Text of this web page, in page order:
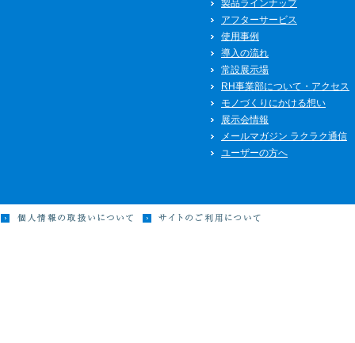
製品ラインナップ
アフターサービス
使用事例
導入の流れ
常設展示場
RH事業部について・アクセス
モノづくりにかける想い
展示会情報
メールマガジン ラクラク通信
ユーザーの方へ